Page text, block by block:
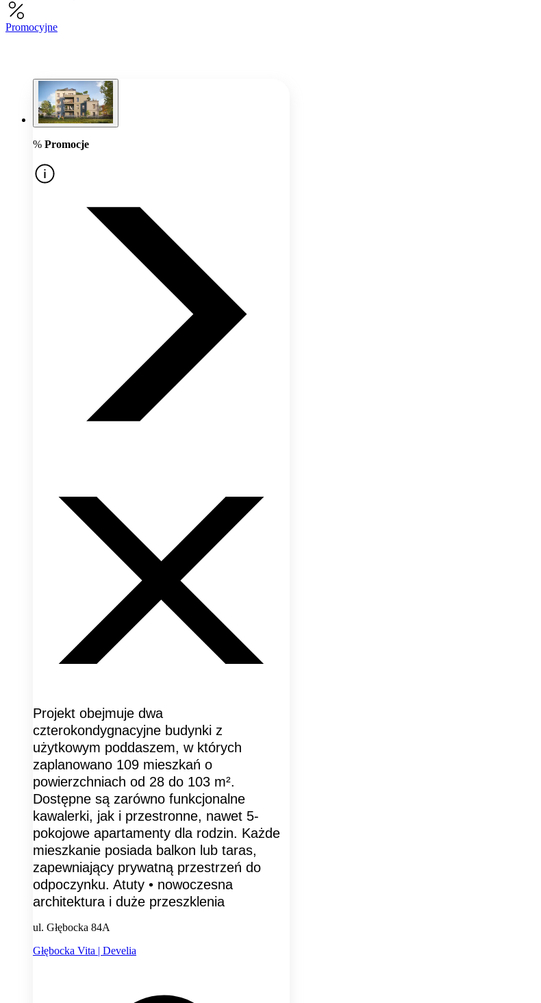
Promocyjne
% Promocje
Projekt obejmuje dwa
czterokondygnacyjne budynki z
użytkowym poddaszem, w których
zaplanowano 109 mieszkań o
powierzchniach od 28 do 103 m².
Dostępne są zarówno funkcjonalne
kawalerki, jak i przestronne, nawet 5-
pokojowe apartamenty dla rodzin. Każde
mieszkanie posiada balkon lub taras,
zapewniający prywatną przestrzeń do
odpoczynku. Atuty • nowoczesna
architektura i duże przeszklenia
ul. Głębocka 84A
Głębocka Vita | Develia